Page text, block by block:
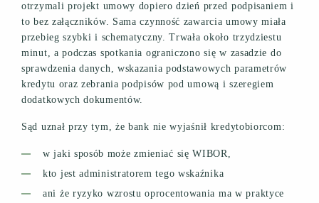
otrzymali projekt umowy dopiero dzień przed podpisaniem i
to bez załączników. Sama czynność zawarcia umowy miała
przebieg szybki i schematyczny. Trwała około trzydziestu
minut, a podczas spotkania ograniczono się w zasadzie do
sprawdzenia danych, wskazania podstawowych parametrów
kredytu oraz zebrania podpisów pod umową i szeregiem
dodatkowych dokumentów.
Sąd uznał przy tym, że bank nie wyjaśnił kredytobiorcom:
w jaki sposób może zmieniać się WIBOR,
kto jest administratorem tego wskaźnika
ani że ryzyko wzrostu oprocentowania ma w praktyce